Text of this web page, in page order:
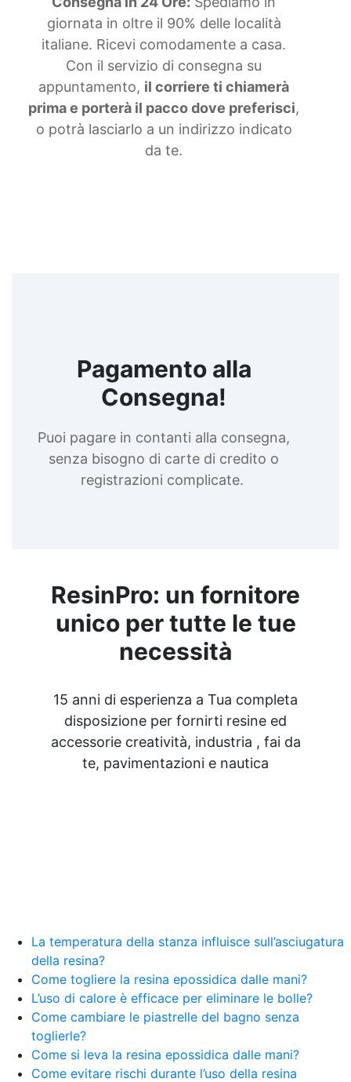
giornata in oltre il 90% delle località
italiane. Ricevi comodamente a casa.
Con il servizio di consegna su
appuntamento, il corriere ti chiamerà
prima e porterà il pacco dove preferisci,
o potrà lasciarlo a un indirizzo indicato
da te.
Pagamento alla
Consegna!
Puoi pagare in contanti alla consegna,
senza bisogno di carte di credito o
registrazioni complicate.
ResinPro: un fornitore
unico per tutte le tue
necessità
15 anni di esperienza a Tua completa
disposizione per fornirti resine ed
accessorie creatività, industria , fai da
te, pavimentazioni e nautica
La temperatura della stanza influisce sull’asciugatura
della resina?
Come togliere la resina epossidica dalle mani?
L’uso di calore è efficace per eliminare le bolle?
Come cambiare le piastrelle del bagno senza
toglierle?
Come si leva la resina epossidica dalle mani?
Come evitare rischi durante l’uso della resina